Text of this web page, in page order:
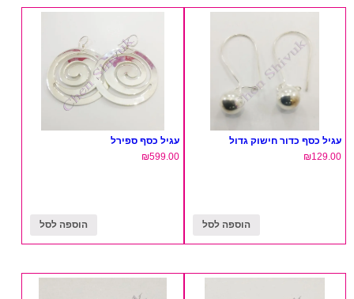
עגיל כסף כדור חישוק גדול
₪129.00
הוספה לסל
עגיל כסף ספירל
₪599.00
הוספה לסל